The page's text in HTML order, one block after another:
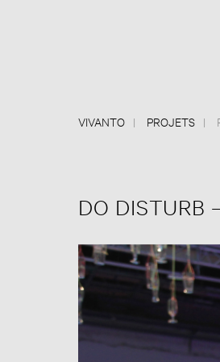
VIVANTO PROJETS
DO DISTURB